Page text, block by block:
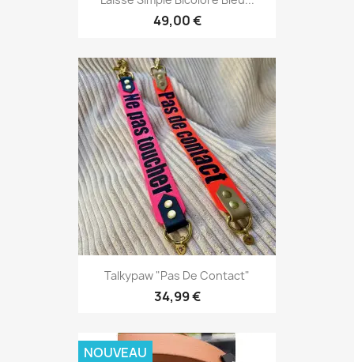
49,00 €
Talkypaw "Pas De Contact"
34,99 €
NOUVEAU